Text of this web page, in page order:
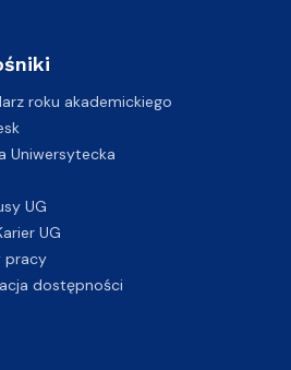
roku akademickiego
Uniwersytecka
UG
UG
pracy
dostępności